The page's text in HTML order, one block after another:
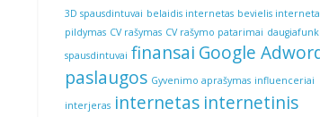
3D spausdintuvai belaidis internetas bevielis
pildymas CV rašymas CV rašymo patarimai
spausdintuvai finansai Google
paslaugos Gyvenimo aprašymas influenceriai
interjeras internetas internetinis